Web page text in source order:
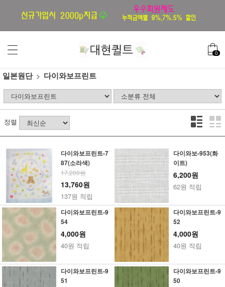
0
일본원단 다이와보프린트
정렬
다이와보프린트-7
87(소라색)
17,200원
13,760원
137원 적립
다이와보-953(화
이트)
6,200원
62원 적립
다이와보프린트-9
54
4,000원
40원 적립
다이와보프린트-9
52
4,000원
40원 적립
다이와보프린트-9
51
다이와보프린트-9
50